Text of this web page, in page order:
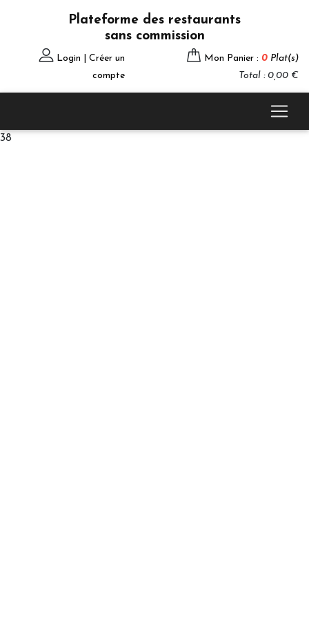
Plateforme des restaurants
sans commission
Login | Créer un
compte
Mon Panier : 0 Plat(s)
Total : 0,00 €
38